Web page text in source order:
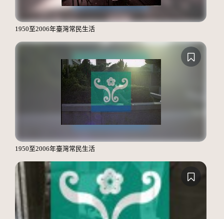
1950至2006年臺灣常民生活
1950至2006年臺灣常民生活